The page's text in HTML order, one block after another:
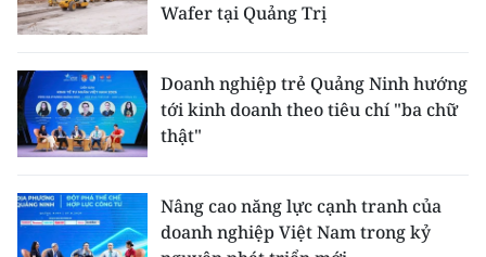
Wafer tại Quảng Trị
Doanh nghiệp trẻ Quảng Ninh hướng
tới kinh doanh theo tiêu chí "ba chữ
thật"
Nâng cao năng lực cạnh tranh của
doanh nghiệp Việt Nam trong kỷ